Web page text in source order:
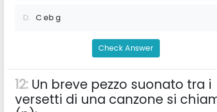
D. C eb g
Check Answer
12: Un breve pezzo suonato tra i
versetti di una canzone si